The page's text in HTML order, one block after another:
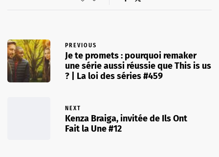
PREVIOUS
Je te promets : pourquoi remaker
une série aussi réussie que This is us
? | La loi des séries #459
NEXT
Kenza Braiga, invitée de Ils Ont
Fait la Une #12